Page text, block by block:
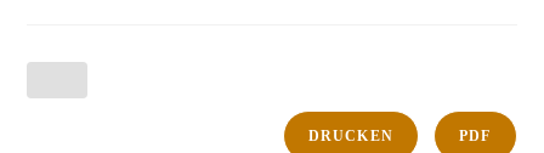
DRUCKEN PDF